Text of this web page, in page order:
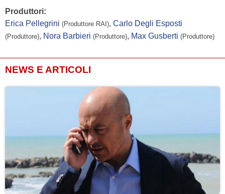
Produttori:
Erica Pellegrini (Produttore RAI), Carlo Degli Esposti
(Produttore), Nora Barbieri (Produttore), Max Gusberti (Produttore)
NEWS E ARTICOLI